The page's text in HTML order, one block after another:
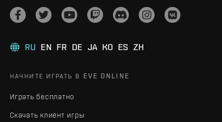
RU EN FR DE JA KO ES ZH
НАЧНИТЕ ИГРАТЬ В EVE ONLINE
Играть бесплатно
Скачать клиент игры